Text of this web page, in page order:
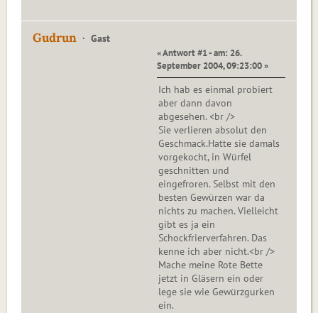
Gudrun Gast
« Antwort #1 - am: 26.
September 2004, 09:23:00 »
Ich hab es einmal probiert
aber dann davon
abgesehen. <br />
Sie verlieren absolut den
Geschmack.Hatte sie damals
vorgekocht, in Würfel
geschnitten und
eingefroren. Selbst mit den
besten Gewürzen war da
nichts zu machen. Vielleicht
gibt es ja ein
Schockfrierverfahren. Das
kenne ich aber nicht.<br />
Mache meine Rote Bette
jetzt in Gläsern ein oder
lege sie wie Gewürzgurken
ein.